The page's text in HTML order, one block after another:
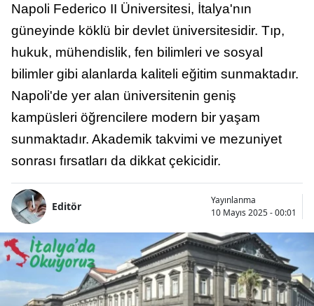
Napoli Federico II Üniversitesi, İtalya'nın
güneyinde köklü bir devlet üniversitesidir. Tıp,
hukuk, mühendislik, fen bilimleri ve sosyal
bilimler gibi alanlarda kaliteli eğitim sunmaktadır.
Napoli'de yer alan üniversitenin geniş
kampüsleri öğrencilere modern bir yaşam
sunmaktadır. Akademik takvimi ve mezuniyet
sonrası fırsatları da dikkat çekicidir.
Editör
Yayınlanma
10 Mayıs 2025 - 00:01